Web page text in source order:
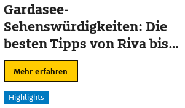
Gardasee-
Sehenswürdigkeiten: Die
besten Tipps von Riva bis
Sirmione
Mehr erfahren
Highlights